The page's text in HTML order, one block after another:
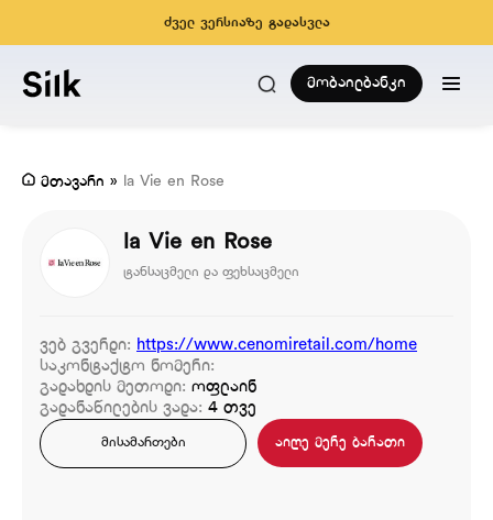
ძველ ვერსიაზე გადასვლა
მობაილბანკი
მთავარი » la Vie en Rose
la Vie en Rose
ტანსაცმელი და ფეხსაცმელი
ვებ გვერდი: https://www.cenomiretail.com/home
საკონტაქტო ნომერი:
გადახდის მეთოდი: ოფლაინ
გადანაწილების ვადა: 4 თვე
მისამართები აიღე მერე ბარათი